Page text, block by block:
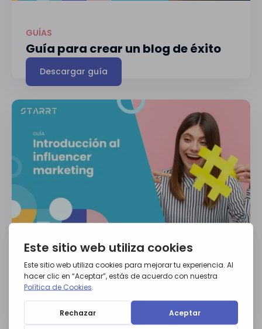
GUÍAS
Guía para crear un blog de éxito
Descargar guía
GUÍAS
Introducción al influencer
marketing
Descargar guía